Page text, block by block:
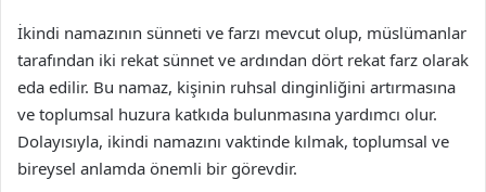
İkindi namazının sünneti ve farzı mevcut olup, müslümanlar
tarafından iki rekat sünnet ve ardından dört rekat farz olarak
eda edilir. Bu namaz, kişinin ruhsal dinginliğini artırmasına
ve toplumsal huzura katkıda bulunmasına yardımcı olur.
Dolayısıyla, ikindi namazını vaktinde kılmak, toplumsal ve
bireysel anlamda önemli bir görevdir.